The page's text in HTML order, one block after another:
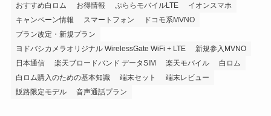
おすすめ白ロム
お得情報 ぷららモバイルLTE
イオンスマホ
キャンペーン情報
スマートフォン
ドコモ系MVNO
プラン改定・新規プラン
ヨドバシカメラオリジナル WirelessGate WiFi + LTE
新規参入MVNO
日本通信
楽天ブロードバンド データSIM 楽天モバイル
白ロム
白ロム購入のための基本知識
端末セット
端末レビュー
販路限定モデル
音声通話プラン